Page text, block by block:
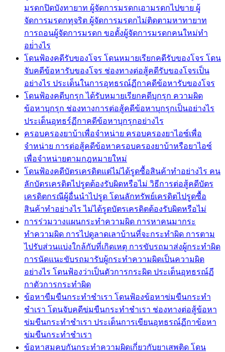
มรดกปิดบังทายาท ผู้จัดการมรดกเอามรดกไปขาย ผู้
จัดการมรดกทุจริต ผู้จัดการมรดกไม่ติดตามหาทายาท
การถอนผู้จัดการมรดก ขอตั้งผู้จัดการมรดกคนใหม่ทำ
อย่่างไร
โดนฟ้องคดีรับของโจร โดนหมายเรียกคดีรับของโจร โดน
จับคดีข้อหารับของโจร ช่องทางต่อสู้คดีรับของโจรเป็น
อย่างไร ประเด็นในการอุทธรณ์ฏีกาคดีข้อหารับของโจร
โดนฟ้องคดีบุกรุก ได้รับหมายเรียกคดีบุกรุก ความผิด
ข้อหาบุกรุก ช่องทางการต่อสู้คดีข้อหาบุกรุกเป็นอย่างไร
ประเด็นอุทธร์ฏีกาคดีข้อหาบุกรุกอย่างไร
ครอบครองยาบ้าเพื่อจำหน่าย ครอบครองยาไอซ์เพื่อ
จำหน่าย การต่อสู้คดีข้อหาครอบครองยาบ้าหรือยาไอซ์
เพื่อจำหน่ายตามกฎหมายใหม่
โดนฟ้องคดีบัตรเครดิตแต่ไม่ได้รูดซื้อสินค้าทำอย่างไร คน
ลักบัตรเครดิตไปรูดต้องรับผิดหรือไม่ วิธีการต่อสู้คดีบัตร
เครดิตกรณีผู้อื่นนำไปรูด โดนลักทรัพย์เครดิตไปรูดซื้อ
สินค้าทำอย่างไร ไม่ได้รูดบัตรเครดิตต้องรับผิดหรือไม่
การร่วมวางแผนกระทำความผิด การหาคนมากระ
ทำความผิด การไปดูลาดเลาบ้านที่จะกระทำผิด การตาม
ไปรับส่วนแบ่งใกล้กับที่เกิดเหตุ การขับรถมาส่งผู้กระทำผิด
การนัดแนะขับรถมารับผู้กระทำความผิดเป็นความผิด
อย่างไร โดนฟ้องว่าเป็นตัวการกระผิด ประเด็นอุทธรณ์ฏี
กาตัวการกระทำผิด
ข้อหาขืมขืนกระทำชำเรา โดนฟ้องข้อหาข่มขืนกระทำ
ชำเรา โดนจับคดีข่มขืนกระทำชำเรา ช่องทางต่อสู้ข้อหา
ข่มขืนกระทำชำเรา ประเด็นการเขียนอุทธรณ์ฏีกาข้อหา
ข่มขืนกระทำชำเรา
ข้อหาสมคบกันกระทำความผิดเกี่ยวกับยาเสพติด โดน